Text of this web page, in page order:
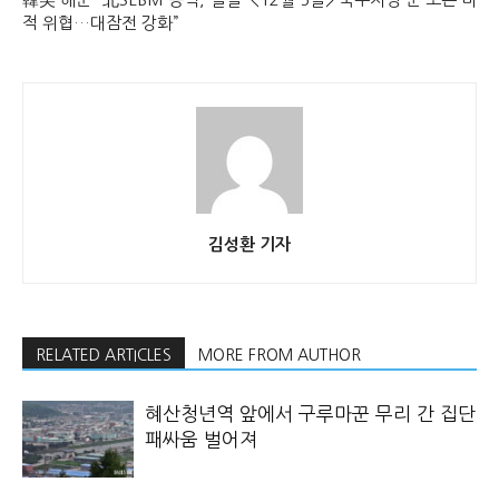
적 위협…대잠전 강화”
김성환 기자
RELATED ARTICLES MORE FROM AUTHOR
혜산청년역 앞에서 구루마꾼 무리 간 집단
패싸움 벌어져